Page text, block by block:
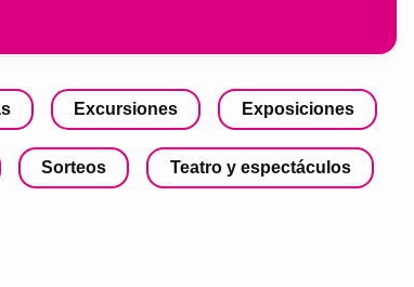
Excursiones Exposiciones
Sorteos Teatro y espectáculos